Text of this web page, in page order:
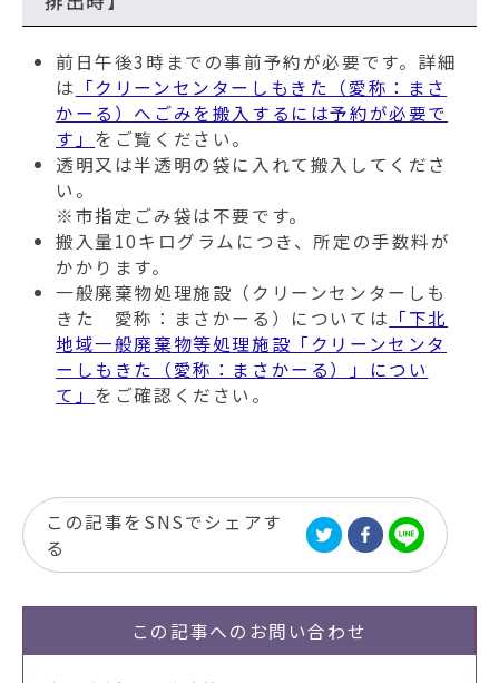
前日午後3時までの事前予約が必要です。詳細
は 「クリーンセンターしもきた（愛称：まさ
かーる）へごみを搬入するには予約が必要で
す」 をご覧ください。
透明又は半透明の袋に入れて搬入してくださ
い。
※市指定ごみ袋は不要です。
搬入量10キログラムにつき、所定の手数料が
かかります。
一般廃棄物処理施設（クリーンセンターしも
きた 愛称：まさかーる）については 「下北
地域一般廃棄物等処理施設「クリーンセンタ
ーしもきた（愛称：まさかーる）」につい
て」 をご確認ください。
この記事をSNSでシェアす
る
この記事への お問い合わせ